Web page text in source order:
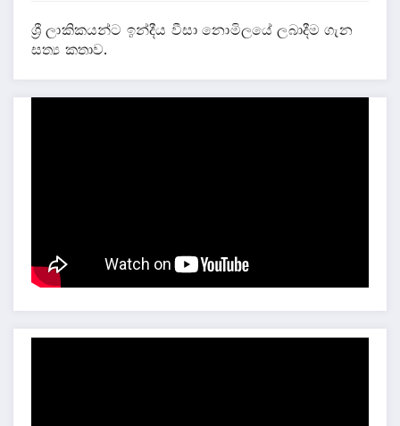
ශ්‍රී ලාකිකයන්ට ඉන්දීය වීසා නොමිලයේ ලබාදීම ගැන
සත්‍ය කතාව.